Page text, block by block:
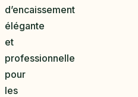
d’encaissement
élégante
et
professionnelle
pour
les